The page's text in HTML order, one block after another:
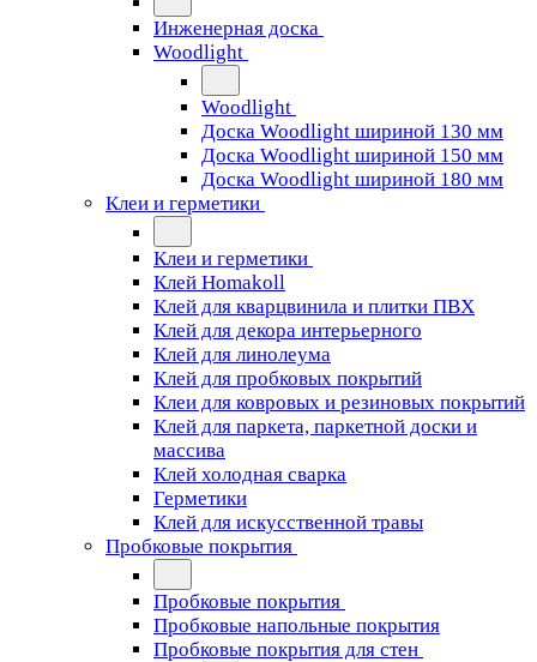
Инженерная доска
Woodlight
Woodlight
Доска Woodlight шириной 130 мм
Доска Woodlight шириной 150 мм
Доска Woodlight шириной 180 мм
Клеи и герметики
Клеи и герметики
Клей Homakoll
Клей для кварцвинила и плитки ПВХ
Клей для декора интерьерного
Клей для линолеума
Клей для пробковых покрытий
Клеи для ковровых и резиновых покрытий
Клей для паркета, паркетной доски и
массива
Клей холодная сварка
Герметики
Клей для искусственной травы
Пробковые покрытия
Пробковые покрытия
Пробковые напольные покрытия
Пробковые покрытия для стен